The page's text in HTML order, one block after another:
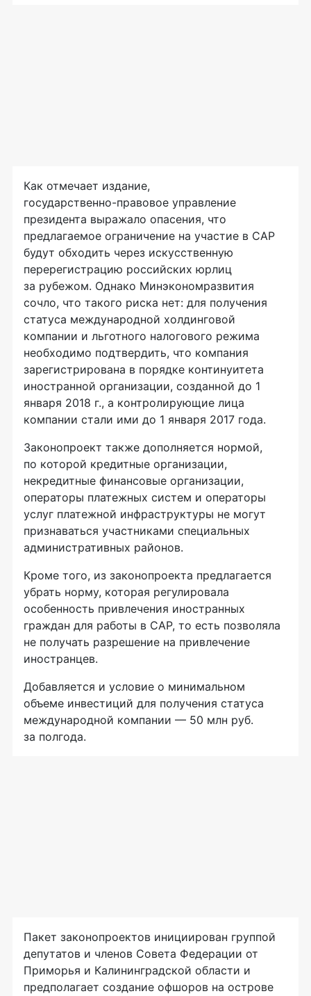
Как отмечает издание,
государственно-правовое управление
президента выражало опасения, что
предлагаемое ограничение на участие в САР
будут обходить через искусственную
перерегистрацию российских юрлиц
за рубежом. Однако Минэкономразвития
сочло, что такого риска нет: для получения
статуса международной холдинговой
компании и льготного налогового режима
необходимо подтвердить, что компания
зарегистрирована в порядке континуитета
иностранной организации, созданной до 1
января 2018 г., а контролирующие лица
компании стали ими до 1 января 2017 года.
Законопроект также дополняется нормой,
по которой кредитные организации,
некредитные финансовые организации,
операторы платежных систем и операторы
услуг платежной инфраструктуры не могут
признаваться участниками специальных
административных районов.
Кроме того, из законопроекта предлагается
убрать норму, которая регулировала
особенность привлечения иностранных
граждан для работы в САР, то есть позволяла
не получать разрешение на привлечение
иностранцев.
Добавляется и условие о минимальном
объеме инвестиций для получения статуса
международной компании — 50 млн руб.
за полгода.
Пакет законопроектов инициирован группой
депутатов и членов Совета Федерации от
Приморья и Калининградской области и
предполагает создание офшоров на острове